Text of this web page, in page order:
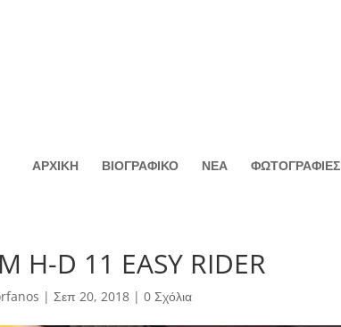
ΑΡΧΙΚΗ ΒΙΟΓΡΑΦΙΚΟ ΝΕΑ ΦΩΤΟΓΡΑΦΙΕΣ
H-D 11 EASY RIDER
|Σεπ 20, 2018 |0 Σχόλια